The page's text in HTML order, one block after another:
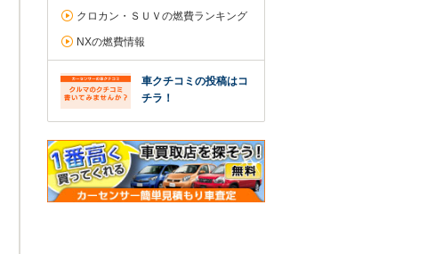
クロカン・ＳＵＶの燃費ランキング
NXの燃費情報
車クチコミの投稿はコ
チラ！